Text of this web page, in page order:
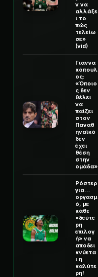
ν να
αλλάξε
ι το
πώς
τελείω
σε»
(vid)
Γιαννα
κόπουλ
ος:
«Όποιο
ς δεν
θέλει
να
παίζει
στον
Παναθ
ηναϊκό
δεν
έχει
θέση
στην
ομάδα»
Ρόστερ
για...
οργασμ
ό, με
κάθε
«δεύτε
ρη
επιλογ
ή» να
αποδει
κνύετα
ι η
καλύτε
ρη!